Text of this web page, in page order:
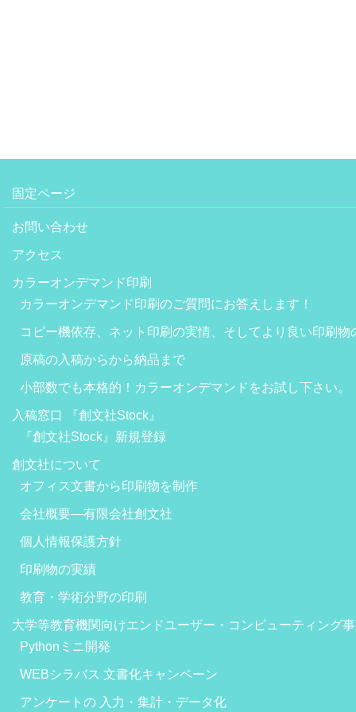
固定ページ
お問い合わせ
アクセス
カラーオンデマンド印刷
カラーオンデマンド印刷のご質問にお答えします！
コピー機依存、ネット印刷の実情、そしてより良い印刷物
原稿の入稿からから納品まで
小部数でも本格的！カラーオンデマンドをお試し下さい。
入稿窓口 『創文社Stock』
『創文社Stock』新規登録
創文社について
オフィス文書から印刷物を制作
会社概要―有限会社創文社
個人情報保護方針
印刷物の実績
教育・学術分野の印刷
大学等教育機関向けエンドユーザー・コンピューティング
Pythonミニ開発
WEBシラバス 文書化キャンペーン
アンケートの 入力・集計・データ化